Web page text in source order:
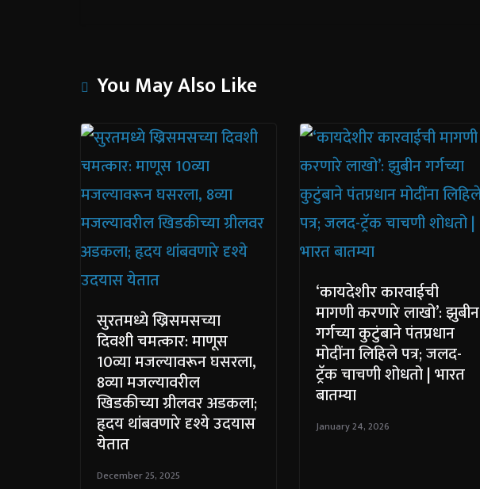
You May Also Like
सुरतमध्ये ख्रिसमसच्या
दिवशी चमत्कार: माणूस
10व्या मजल्यावरून घसरला,
8व्या मजल्यावरील
खिडकीच्या ग्रीलवर अडकला;
हृदय थांबवणारे दृश्ये उदयास
येतात
December 25, 2025
‘कायदेशीर कारवाईची
मागणी करणारे लाखो’: झुबीन
गर्गच्या कुटुंबाने पंतप्रधान
मोदींना लिहिले पत्र; जलद-
ट्रॅक चाचणी शोधतो | भारत
बातम्या
January 24, 2026